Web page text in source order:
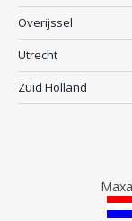
Overijssel
Utrecht
Zuid Holland